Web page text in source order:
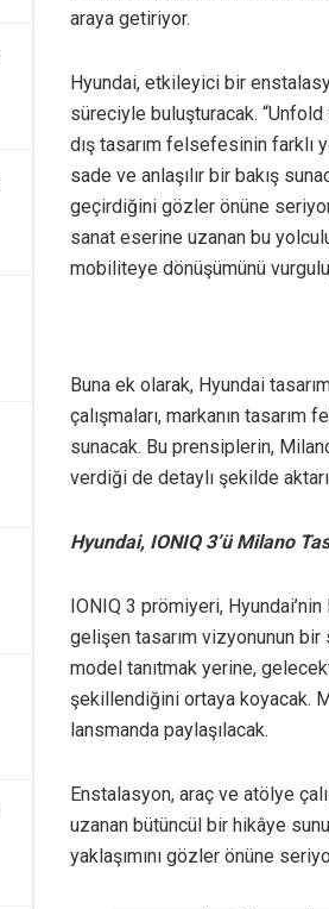
araya getiriyor.
Hyundai, etkileyici bir
süreciyle buluşturacak. “Unfold
dış tasarım felsefesinin farklı
sade ve anlaşılır bir bakış
geçirdiğini gözler önüne
sanat eserine uzanan bu
mobiliteye dönüşümünü
Buna ek olarak, Hyundai
çalışmaları, markanın
sunacak. Bu prensiplerin,
verdiği de detaylı şekilde
Hyundai, IONIQ 3’ü Milano
IONIQ 3 prömiyeri, Hyundai’nin
gelişen tasarım vizyonunun bir
model tanıtmak yerine,
şekillendiğini ortaya koyacak.
lansmanda paylaşılacak.
Enstalasyon, araç ve atölye
uzanan bütüncül bir hikâye
yaklaşımını gözler önüne